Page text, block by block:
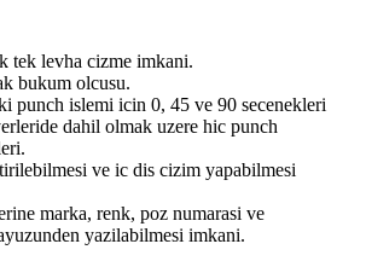
tek levha cizme imkani.
bukum olcusu.
punch islemi icin 0, 45 ve 90 secenekleri
dahil olmak uzere hic punch
ve ic dis cizim yapabilmesi
marka, renk, poz numarasi ve
yazilabilmesi imkani.